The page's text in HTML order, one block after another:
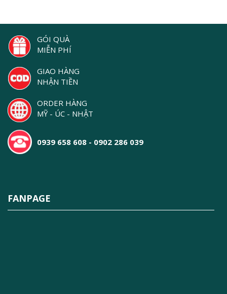
GÓI QUÀ
MIỄN PHÍ
GIAO HÀNG
NHẬN TIỀN
ORDER HÀNG
MỸ - ÚC - NHẬT
0939 658 608 - 0902 286 039
FANPAGE